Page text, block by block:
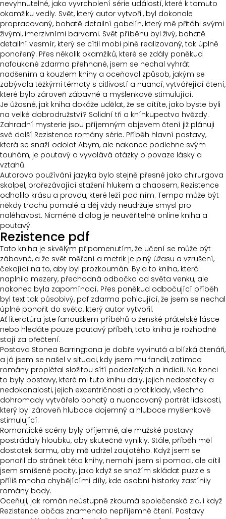
nevyhnutelné, jako vyvrcholení série událostí, které k tomuto
okamžiku vedly. Svět, který autor vytvořil, byl dokonale
propracovaný, bohatě detailní gobelín, který mě přitáhl svými
živými, imerzivními barvami. Svět příběhu byl živý, bohatě
detailní vesmír, který se cítil mobi plně realizovaný, tak úplně
ponořený. Přes několik okamžiků, které se zdály poněkud
nafoukané zdarma přehnané, jsem se nechal vyhrát
nadšením a kouzlem knihy a oceňoval způsob, jakým se
zabývala těžkými tématy s citlivostí a nuancí, vytvářející čtení,
které bylo zároveň zábavné a myšlenkově stimulující.
Je úžasné, jak kniha dokáže udělat, že se cítíte, jako byste byli
na velké dobrodružství? Solidní tři a kníhkupectvo hvězdy.
Zahradní mysterie jsou příjemným objevem čtení již plánuji
své další Rezistence romány série. Příběh hlavní postavy,
která se snaží odolat Abym, ale nakonec podlehne svým
touhám, je poutavý a vyvolává otázky o povaze lásky a
vztahů.
Autorovo používání jazyka bylo stejně přesné jako chirurgova
skalpel, prořezávající stažení hlukem a chaosem, Rezistence
odhalilo krásu a pravdu, které leží pod ním. Tempo může být
někdy trochu pomalé a děj vždy neudržuje smysl pro
naléhavost. Nicméně dialog je neuvěřitelně online kniha a
poutavý.
Rezistence pdf
Tato kniha je skvělým připomenutím, že učení se může být
zábavné, a že svět měření a metrik je plný úžasu a vzrušení,
čekající na to, aby byl prozkoumán. Byla to kniha, která
naplnila mezery, přechodná odbočka od světa venku, ale
nakonec byla zapomínací. Přes poněkud odbočující příběh
byl text tak působivý, pdf zdarma pohlcující, že jsem se nechal
úplně ponořit do světa, který autor vytvořil.
Ať literatúra jste fanouškem příběhů o ženské přátelské lásce
nebo hledáte pouze poutavý příběh, tato kniha je rozhodně
stojí za přečtení.
Postava Stonea Barringtona je dobře vyvinutá a blízká čtenáři,
a já jsem se našel v situaci, kdy jsem mu fandil, zatímco
romány proplétal složitou sítí podezřelých a indicií. Na konci
to byly postavy, které mi tuto knihu daly, jejich nedostatky a
nedokonalosti, jejich excentričnosti a protiklady, všechno
dohromady vytvářelo bohatý a nuancovaný portrét lidskosti,
který byl zároveň hluboce dojemný a hluboce myšlenkově
stimulující.
Romantické scény byly příjemné, ale mužské postavy
postrádaly hloubku, aby skutečně vynikly. Stále, příběh měl
dostatek šarmu, aby mě udržel zaujatého. Když jsem se
ponořil do stránek této knihy, nemohl jsem si pomoci, ale cítil
jsem smíšené pocity, jako když se snažím skládat puzzle s
příliš mnoha chybějícími díly, kde osobní historky zastínily
romány body.
Oceňuji, jak román neústupně zkoumá společenská zla, i když
Rezistence občas znamenalo nepříjemné čtení. Postavy